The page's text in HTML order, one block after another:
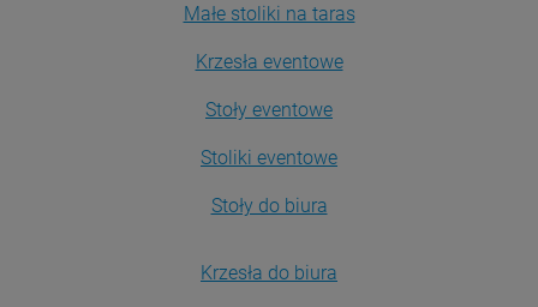
Małe stoliki na taras
Krzesła eventowe
Stoły eventowe
Stoliki eventowe
Stoły do biura
Krzesła do biura